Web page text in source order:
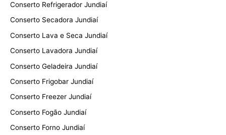
Conserto Refrigerador Jundiaí
Conserto Secadora Jundiaí
Conserto Lava e Seca Jundiaí
Conserto Lavadora Jundiaí
Conserto Geladeira Jundiaí
Conserto Frigobar Jundiaí
Conserto Freezer Jundiaí
Conserto Fogão Jundiaí
Conserto Forno Jundiaí